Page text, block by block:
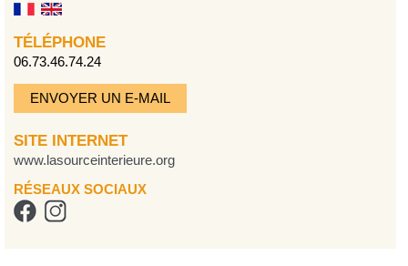
TÉLÉPHONE
06.73.46.74.24
ENVOYER UN E-MAIL
SITE INTERNET
www.lasourceinterieure.org
RÉSEAUX SOCIAUX